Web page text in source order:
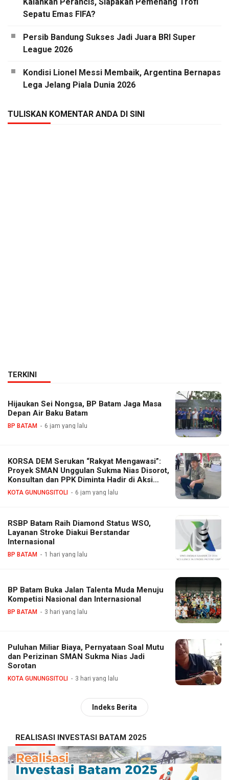
Sepatu Emas FIFA?
Persib Bandung Sukses Jadi Juara BRI Super
League 2026
Kondisi Lionel Messi Membaik, Argentina Bernapas
Lega Jelang Piala Dunia 2026
TULISKAN KOMENTAR ANDA DI SINI
TERKINI
Hijaukan Sei Nongsa, BP Batam Jaga Masa
Depan Air Baku Batam
BP BATAM 6 jam yang lalu
KORSA DEM Serukan “Rakyat Mengawasi”:
Proyek SMAN Unggulan Sukma Nias Disorot,
Konsultan dan PPK Diminta Hadir di Aksi
Damai
KOTA GUNUNGSITOLI 6 jam yang lalu
RSBP Batam Raih Diamond Status WSO,
Layanan Stroke Diakui Berstandar
Internasional
BP BATAM 1 hari yang lalu
BP Batam Buka Jalan Talenta Muda Menuju
Kompetisi Nasional dan Internasional
BP BATAM 3 hari yang lalu
Puluhan Miliar Biaya, Pernyataan Soal Mutu
dan Perizinan SMAN Sukma Nias Jadi
Sorotan
KOTA GUNUNGSITOLI 3 hari yang lalu
Indeks Berita
REALISASI INVESTASI BATAM 2025